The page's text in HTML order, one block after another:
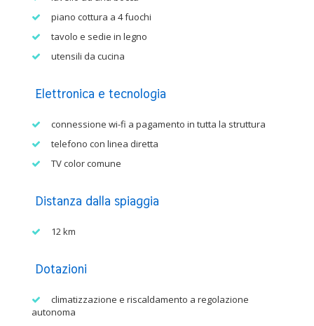
piano cottura a 4 fuochi
tavolo e sedie in legno
utensili da cucina
Elettronica e tecnologia
connessione wi-fi a pagamento in tutta la struttura
telefono con linea diretta
TV color comune
Distanza dalla spiaggia
12 km
Dotazioni
climatizzazione e riscaldamento a regolazione
autonoma